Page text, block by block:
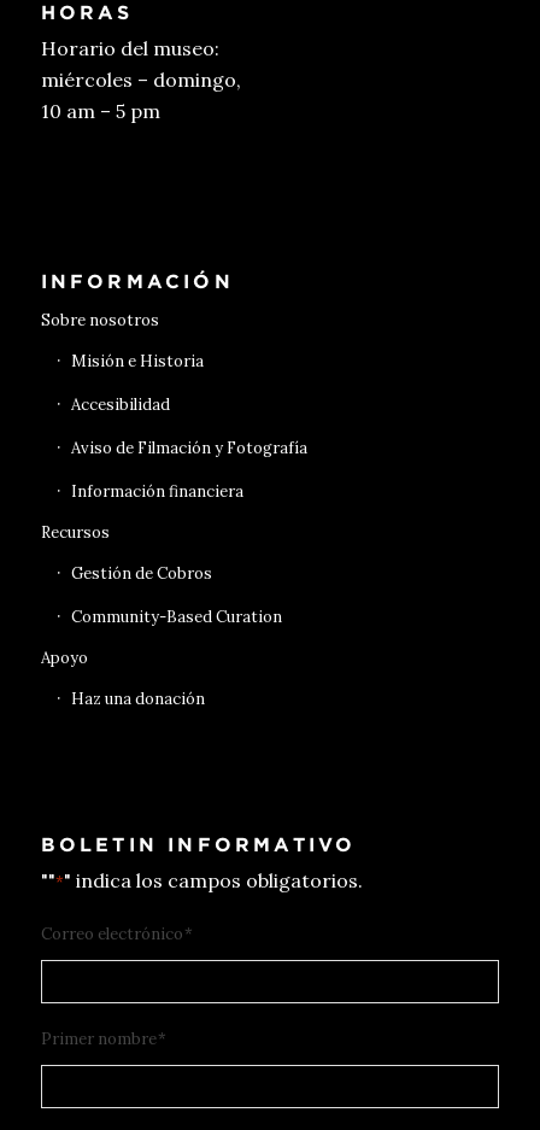
HORAS
Horario del museo:
miércoles – domingo,
10 am – 5 pm
INFORMACIÓN
Sobre nosotros
Misión e Historia
Accesibilidad
Aviso de Filmación y Fotografía
Información financiera
Recursos
Gestión de Cobros
Community-Based Curation
Apoyo
Haz una donación
BOLETIN INFORMATIVO
""*" indica los campos obligatorios.
Correo electrónico*
Primer nombre*